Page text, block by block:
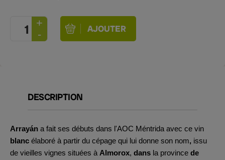
DESCRIPTION
Arrayán a fait ses débuts dans l'AOC Méntrida avec ce vin
blanc élaboré à partir du cépage qui lui donne son nom, issu
de vieilles vignes situées à Almorox, dans la province de